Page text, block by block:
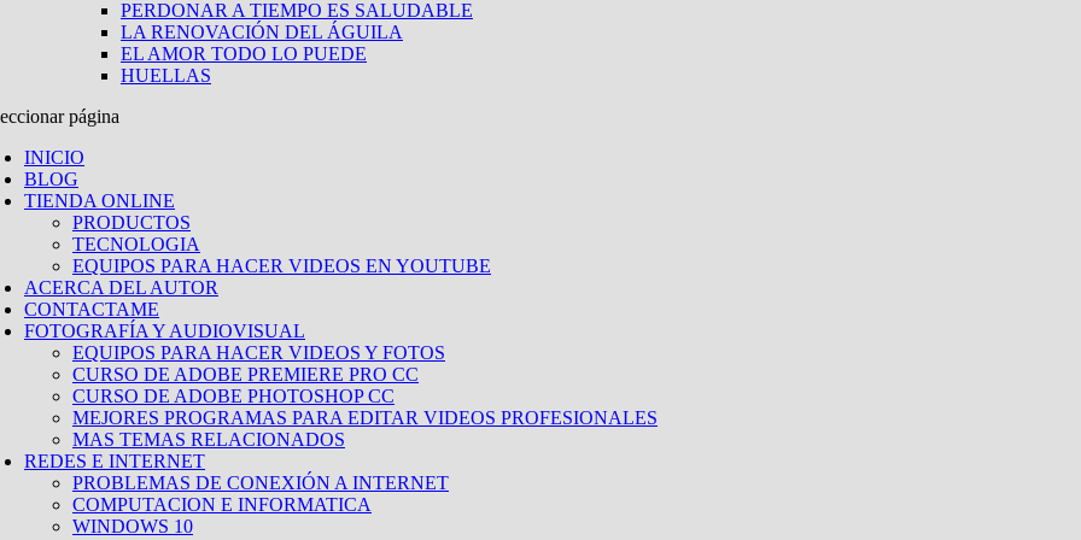
PERDONAR A TIEMPO ES SALUDABLE
LA RENOVACIÓN DEL ÁGUILA
EL AMOR TODO LO PUEDE
HUELLAS
página
INICIO
BLOG
TIENDA ONLINE
PRODUCTOS
TECNOLOGIA
EQUIPOS PARA HACER VIDEOS EN YOUTUBE
ACERCA DEL AUTOR
CONTACTAME
FOTOGRAFÍA Y AUDIOVISUAL
EQUIPOS PARA HACER VIDEOS Y FOTOS
CURSO DE ADOBE PREMIERE PRO CC
CURSO DE ADOBE PHOTOSHOP CC
MEJORES PROGRAMAS PARA EDITAR VIDEOS PROFESIONALES
MAS TEMAS RELACIONADOS
REDES E INTERNET
PROBLEMAS DE CONEXIÓN A INTERNET
COMPUTACION E INFORMATICA
WINDOWS 10